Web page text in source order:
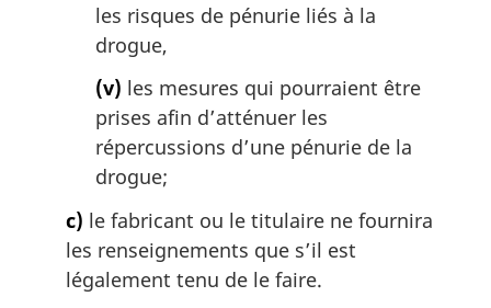
les risques de pénurie liés à la
drogue,
(v) les mesures qui pourraient être
prises afin d’atténuer les
répercussions d’une pénurie de la
drogue;
c) le fabricant ou le titulaire ne fournira
les renseignements que s’il est
légalement tenu de le faire.